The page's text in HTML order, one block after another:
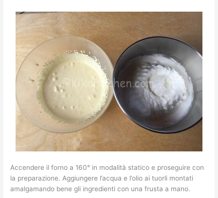
Accendere il forno a 160° in modalità statico e proseguire con
la preparazione. Aggiungere l’acqua e l’olio ai tuorli montati
amalgamando bene gli ingredienti con una frusta a mano.